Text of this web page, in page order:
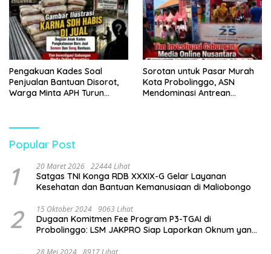
Pengakuan Kades Soal
Penjualan Bantuan Disorot,
Warga Minta APH Turun
Sorotan untuk Pasar Murah
Kota Probolinggo, ASN
Mendominasi Antrean
Popular Post
1 20 Maret 2026 22444 Lihat
Satgas TNI Konga RDB XXXIX-G Gelar Layanan
Kesehatan dan Bantuan Kemanusiaan di Maliobongo
2 15 Oktober 2024 9063 Lihat
Dugaan Komitmen Fee Program P3-TGAI di
Probolinggo: LSM JAKPRO Siap Laporkan Oknum yang
28 Mei 2024 8917 Lihat